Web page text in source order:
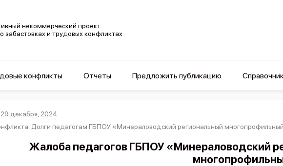
некоммерческий проект
забастовках и трудовых конфликтах
конфликты Отчеты Предложить публикацию Справочник
29 декабря, 2024
Долги педагогам ГБПОУ «Минераловодский региональный многопрофильный
Жалоба педагогов ГБПОУ «Минераловодский